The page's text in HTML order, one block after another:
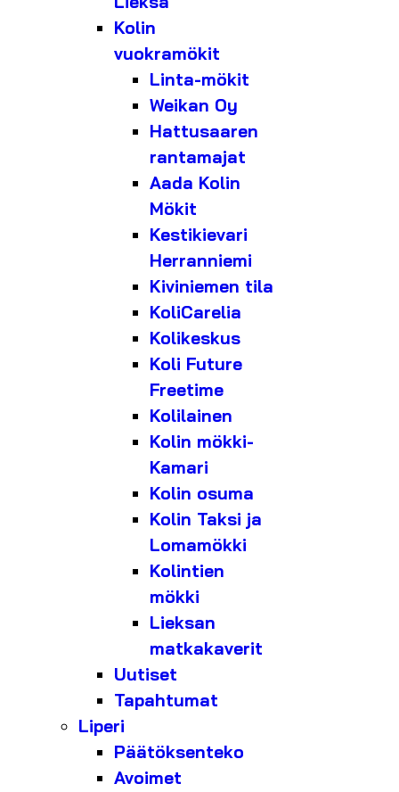
Kolin
vuokramökit
Linta-mökit
Weikan Oy
Hattusaaren
rantamajat
Aada Kolin
Mökit
Kestikievari
Herranniemi
Kiviniemen tila
KoliCarelia
Kolikeskus
Koli Future
Freetime
Kolilainen
Kolin mökki-
Kamari
Kolin osuma
Kolin Taksi ja
Lomamökki
Kolintien
mökki
Lieksan
matkakaverit
Uutiset
Tapahtumat
Liperi
Päätöksenteko
Avoimet